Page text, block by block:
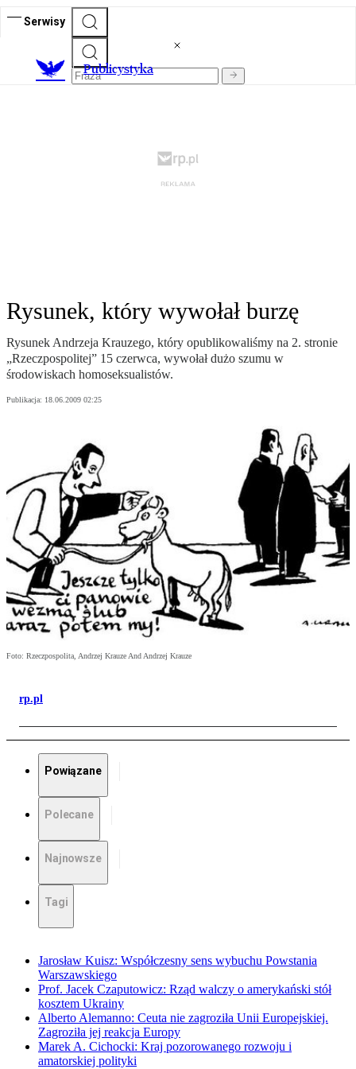
Serwisy
Publicystyka
Rysunek, który wywołał burzę
Rysunek Andrzeja Krauzego, który opublikowaliśmy na 2. stronie
„Rzeczpospolitej” 15 czerwca, wywołał dużo szumu w
środowiskach homoseksualistów.
Publikacja: 18.06.2009 02:25
Foto: Rzeczpospolita, Andrzej Krauze And Andrzej Krauze
rp.pl
Powiązane
Polecane
Najnowsze
Tagi
Jarosław Kuisz: Współczesny sens wybuchu Powstania
Warszawskiego
Prof. Jacek Czaputowicz: Rząd walczy o amerykański stół
kosztem Ukrainy
Alberto Alemanno: Ceuta nie zagroziła Unii Europejskiej.
Zagroziła jej reakcja Europy
Marek A. Cichocki: Kraj pozorowanego rozwoju i
amatorskiej polityki